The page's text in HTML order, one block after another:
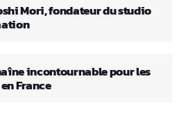
Mori, fondateur du studio
incontournable pour les
France